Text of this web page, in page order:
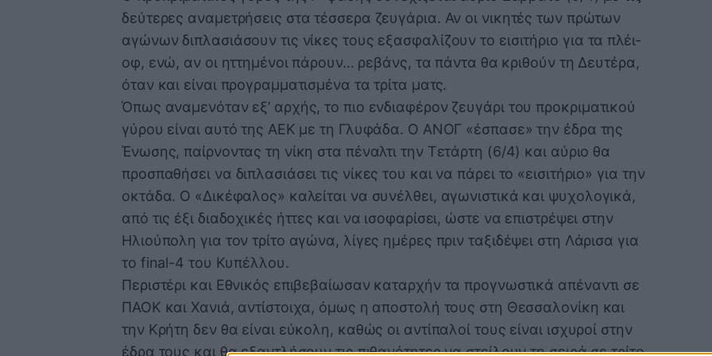
δεύτερες αναμετρήσεις στα τέσσερα ζευγάρια. Αν οι νικητές των πρώτων
αγώνων διπλασιάσουν τις νίκες τους εξασφαλίζουν το εισιτήριο για τα πλέι-
οφ, ενώ, αν οι ηττημένοι πάρουν... ρεβάνς, τα πάντα θα κριθούν τη Δευτέρα,
όταν και είναι προγραμματισμένα τα τρίτα ματς.
Όπως αναμενόταν εξ’ αρχής, το πιο ενδιαφέρον ζευγάρι του προκριματικού
γύρου είναι αυτό της ΑΕΚ με τη Γλυφάδα. Ο ΑΝΟΓ «έσπασε» την έδρα της
Ένωσης, παίρνοντας τη νίκη στα πέναλτι την Τετάρτη (6/4) και αύριο θα
προσπαθήσει να διπλασιάσει τις νίκες του και να πάρει το «εισιτήριο» για την
οκτάδα. Ο «Δικέφαλος» καλείται να συνέλθει, αγωνιστικά και ψυχολογικά,
από τις έξι διαδοχικές ήττες και να ισοφαρίσει, ώστε να επιστρέψει στην
Ηλιούπολη για τον τρίτο αγώνα, λίγες ημέρες πριν ταξιδέψει στη Λάρισα για
το final-4 του Κυπέλλου.
Περιστέρι και Εθνικός επιβεβαίωσαν καταρχήν τα προγνωστικά απέναντι σε
ΠΑΟΚ και Χανιά, αντίστοιχα, όμως η αποστολή τους στη Θεσσαλονίκη και
την Κρήτη δεν θα είναι εύκολη, καθώς οι αντίπαλοί τους είναι ισχυροί στην
έδρα τους και θα εξαντλήσουν τις πιθανότητες να στείλουν τη σειρά σε τρίτο